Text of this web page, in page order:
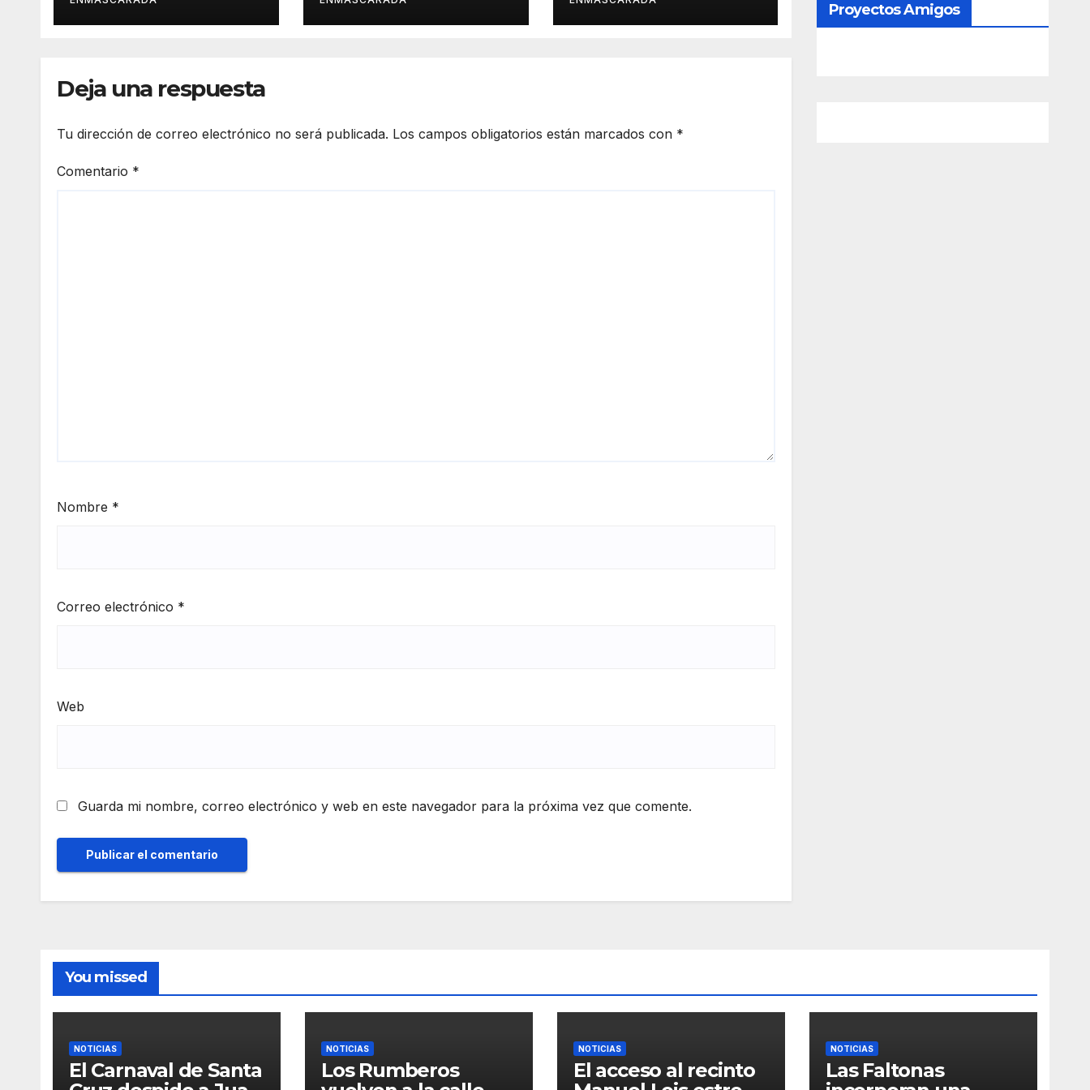
«Cristóbal Colón»
después, el mismo
barrio, el mismo
Deja una respuesta
Tu dirección de correo electrónico no será publicada. Los campos obligatorios están marcados con *
Comentario *
Nombre *
Correo electrónico *
Web
Guarda mi nombre, correo electrónico y web en este navegador para la próxima vez que comente.
Proyectos Amigos
You missed
NOTICIAS
El Carnaval de Santa
NOTICIAS
Los Rumberos
NOTICIAS
El acceso al recinto
NOTICIAS
Las Faltonas